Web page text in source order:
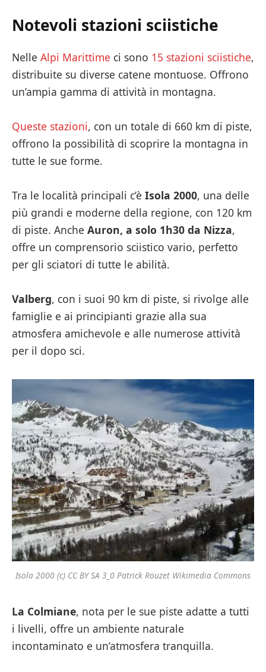
Notevoli stazioni sciistiche
Nelle Alpi Marittime ci sono 15 stazioni sciistiche,
distribuite su diverse catene montuose. Offrono
un’ampia gamma di attività in montagna.
Queste stazioni, con un totale di 660 km di piste,
offrono la possibilità di scoprire la montagna in
tutte le sue forme.
Tra le località principali c’è Isola 2000, una delle
più grandi e moderne della regione, con 120 km
di piste. Anche Auron, a solo 1h30 da Nizza,
offre un comprensorio sciistico vario, perfetto
per gli sciatori di tutte le abilità.
Valberg, con i suoi 90 km di piste, si rivolge alle
famiglie e ai principianti grazie alla sua
atmosfera amichevole e alle numerose attività
per il dopo sci.
Isola 2000 (c) CC BY SA 3_0 Patrick Rouzet Wikimedia Commons
La Colmiane, nota per le sue piste adatte a tutti
i livelli, offre un ambiente naturale
incontaminato e un’atmosfera tranquilla.